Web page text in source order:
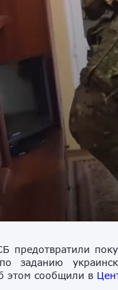
предотвратили
заданию
этом сообщили в